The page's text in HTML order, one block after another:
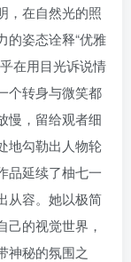
，在自然光的照
的姿态诠释“优雅
在用目光诉说情
个转身与微笑都
慢，留给观者细
地勾勒出人物轮
品延续了柚七一
从容。她以极简
己的视觉世界，
神秘的氛围之